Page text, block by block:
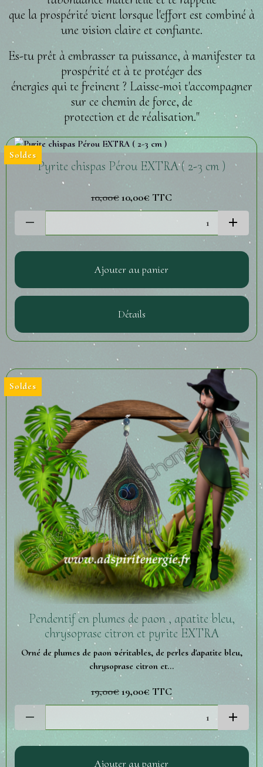
que la prospérité vient lorsque l'effort est combiné à
une vision claire et confiante.
Es-tu prêt à embrasser ta puissance, à manifester ta
prospérité et à te protéger des
énergies qui te freinent ? Laisse-moi t'accompagner
sur ce chemin de force, de
protection et de réalisation."
Soldes
Pyrite chispas Pérou EXTRA ( 2-3 cm )
10,00€10,00€ TTC
Ajouter au panier
Détails
Soldes
Pendentif en plumes de paon , apatite bleu,
chrysoprase citron et pyrite EXTRA
Orné de plumes de paon véritables, de perles d'apatite bleu,
chrysoprase citron et...
19,00€19,00€ TTC
Ajouter au panier